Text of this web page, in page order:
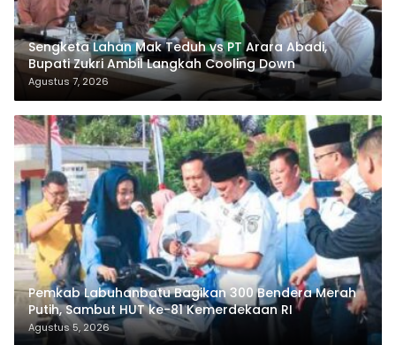
Sengketa Lahan Mak Teduh vs PT Arara Abadi,
Bupati Zukri Ambil Langkah Cooling Down
Agustus 7, 2026
Pemkab Labuhanbatu Bagikan 300 Bendera Merah
Putih, Sambut HUT ke-81 Kemerdekaan RI
Agustus 5, 2026